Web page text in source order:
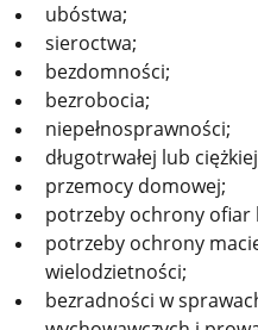
ubóstwa;
sieroctwa;
bezdomności;
bezrobocia;
niepełnosprawności;
długotrwałej lub
przemocy domowej;
potrzeby ochrony ofiar
potrzeby ochrony
wielodzietności;
bezradności w